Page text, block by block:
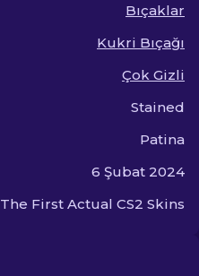
Bıçaklar
Kukri Bıçağı
Çok Gizli
Stained
Patina
6 Şubat 2024
The First Actual CS2 Skins